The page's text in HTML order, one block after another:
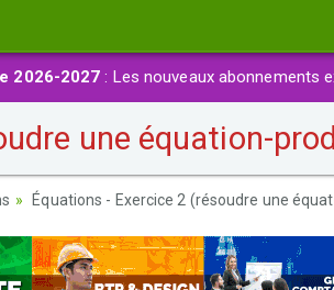
2026-2027 : Les nouveaux abonnements
une équation-
Équations - Exercice 2 (résoudre une